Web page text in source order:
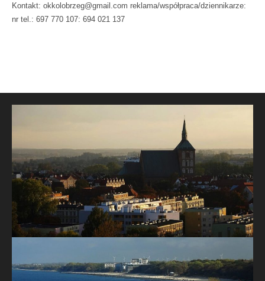
Kontakt: okkolobrzeg@gmail.com reklama/współpraca/dziennikarze:
nr tel.: 697 770 107: 694 021 137